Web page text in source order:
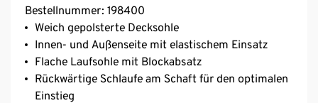
Bestellnummer: 198400
Weich gepolsterte Decksohle
Innen- und Außenseite mit elastischem Einsatz
Flache Laufsohle mit Blockabsatz
Rückwärtige Schlaufe am Schaft für den optimalen
Einstieg